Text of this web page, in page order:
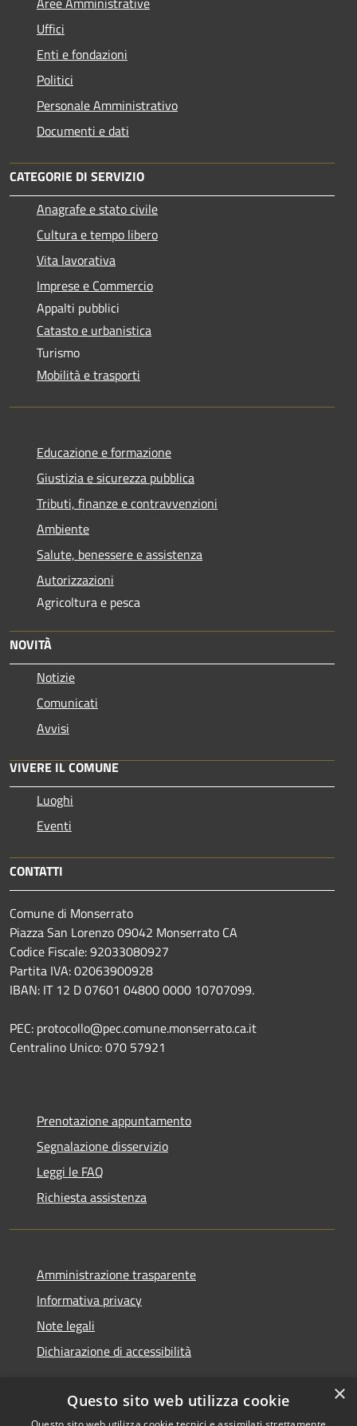
Uffici
Enti e fondazioni
Politici
Personale Amministrativo
Documenti e dati
CATEGORIE DI SERVIZIO
Anagrafe e stato civile
Cultura e tempo libero
Vita lavorativa
Imprese e Commercio
Appalti pubblici
Catasto e urbanistica
Turismo
Mobilità e trasporti
Educazione e formazione
Giustizia e sicurezza pubblica
Tributi, finanze e contravvenzioni
Ambiente
Salute, benessere e assistenza
Autorizzazioni
Agricoltura e pesca
NOVITÀ
Notizie
Comunicati
Avvisi
VIVERE IL COMUNE
Luoghi
Eventi
CONTATTI
Comune di Monserrato
Piazza San Lorenzo 09042 Monserrato CA
Codice Fiscale: 92033080927
Partita IVA: 02063900928
IBAN: IT 12 D 07601 04800 0000 10707099.
PEC: protocollo@pec.comune.monserrato.ca.it
Centralino Unico: 070 57921
Prenotazione appuntamento
Segnalazione disservizio
Leggi le FAQ
Richiesta assistenza
Amministrazione trasparente
Informativa privacy
Note legali
Dichiarazione di accessibilità
×
Questo sito web utilizza cookie